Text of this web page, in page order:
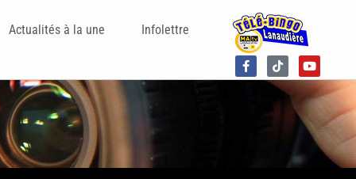
Actualités à la une Infolettre